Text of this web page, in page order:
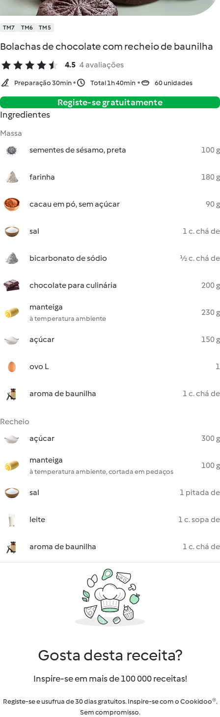
TM7 TM6 TM5
Bolachas de chocolate com recheio de baunilha
4.5 4 avaliações
Preparação 30min Total 1h 40min 60 unidades
Registe-se gratuitamente
Ingredientes
Massa
sementes de sésamo, preta
100 g
farinha 180 g
cacau em pó, sem açúcar 90 g
sal 1 c. chá de
bicarbonato de sódio ½ c. chá de
chocolate para culinária 200 g
manteiga
à temperatura ambiente
230 g
açúcar 150 g
ovo L 1
aroma de baunilha 1 c. chá de
Recheio
açúcar
300 g
manteiga
à temperatura ambiente, cortada em pedaços
100 g
sal 1 pitada de
leite 1 c. sopa de
aroma de baunilha 1 c. chá de
Gosta desta receita?
Inspire-se em mais de 100 000 receitas!
Registe-se e usufrua de 30 dias gratuitos. Inspire-se com o Cookidoo®.
Sem compromisso.